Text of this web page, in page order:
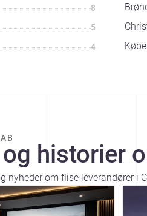
8
5
4
historier
nyheder om flise leverandører i